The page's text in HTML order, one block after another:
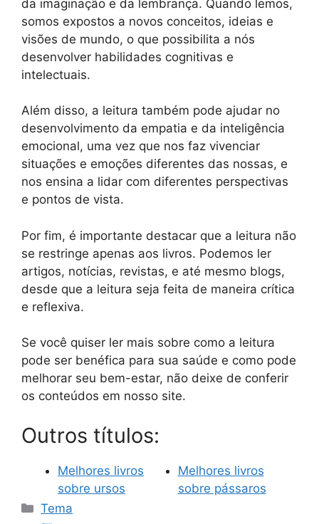
da imaginação e da lembrança. Quando lemos,
somos expostos a novos conceitos, ideias e
visões de mundo, o que possibilita a nós
desenvolver habilidades cognitivas e
intelectuais.
Além disso, a leitura também pode ajudar no
desenvolvimento da empatia e da inteligência
emocional, uma vez que nos faz vivenciar
situações e emoções diferentes das nossas, e
nos ensina a lidar com diferentes perspectivas
e pontos de vista.
Por fim, é importante destacar que a leitura não
se restringe apenas aos livros. Podemos ler
artigos, notícias, revistas, e até mesmo blogs,
desde que a leitura seja feita de maneira crítica
e reflexiva.
Se você quiser ler mais sobre como a leitura
pode ser benéfica para sua saúde e como pode
melhorar seu bem-estar, não deixe de conferir
os conteúdos em nosso site.
Outros títulos:
Melhores livros
sobre ursos
Melhores livros
sobre pássaros
Categorias
Tema